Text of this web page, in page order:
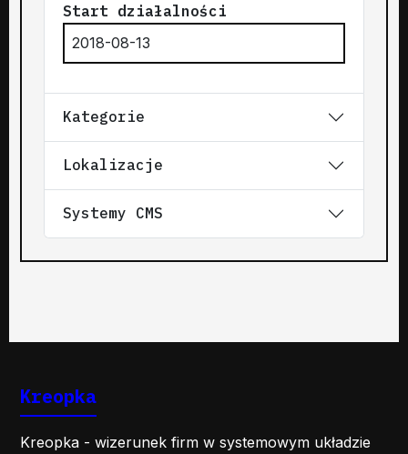
Start działalności
2018-08-13
Kategorie
Lokalizacje
Systemy CMS
Kreopka
Kreopka - wizerunek firm w systemowym układzie